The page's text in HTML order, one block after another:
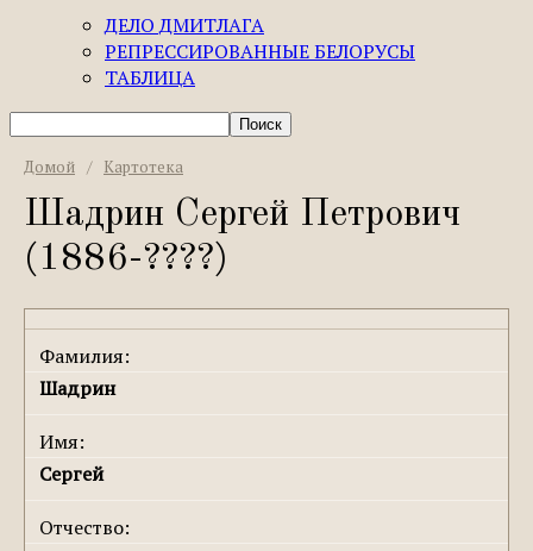
ДЕЛО ДМИТЛАГА
РЕПРЕССИРОВАННЫЕ БЕЛОРУСЫ
ТАБЛИЦА
Домой / Картотека
Шадрин Сергей Петрович
(1886-????)
Фамилия:
Шадрин
Имя:
Сергей
Отчество: